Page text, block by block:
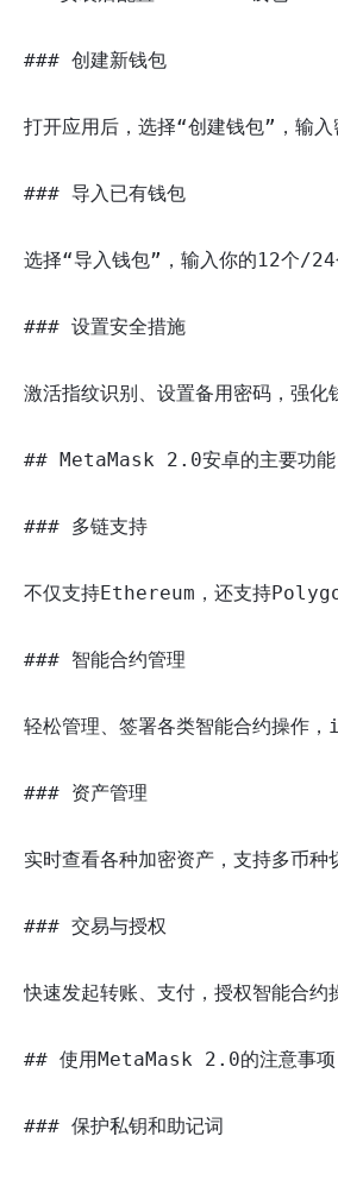
### 创建新钱包
打开应用后，选择“创建钱包”，输
### 导入已有钱包
选择“导入钱包”，输入你的12个/
### 设置安全措施
激活指纹识别、设置备用密码，强化
## MetaMask 2.0安卓的主要功能
### 多链支持
不仅支持Ethereum，还支持
### 智能合约管理
轻松管理、签署各类智能合约操作，
### 资产管理
实时查看各种加密资产，支持多币
### 交易与授权
快速发起转账、支付，授权智能合约
## 使用MetaMask 2.0的注意事项
### 保护私钥和助记词